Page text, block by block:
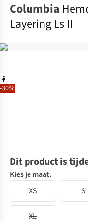
-30%
Columbia
Layering Ls II
Dit product is
Kies je maat:
XS
S
XL